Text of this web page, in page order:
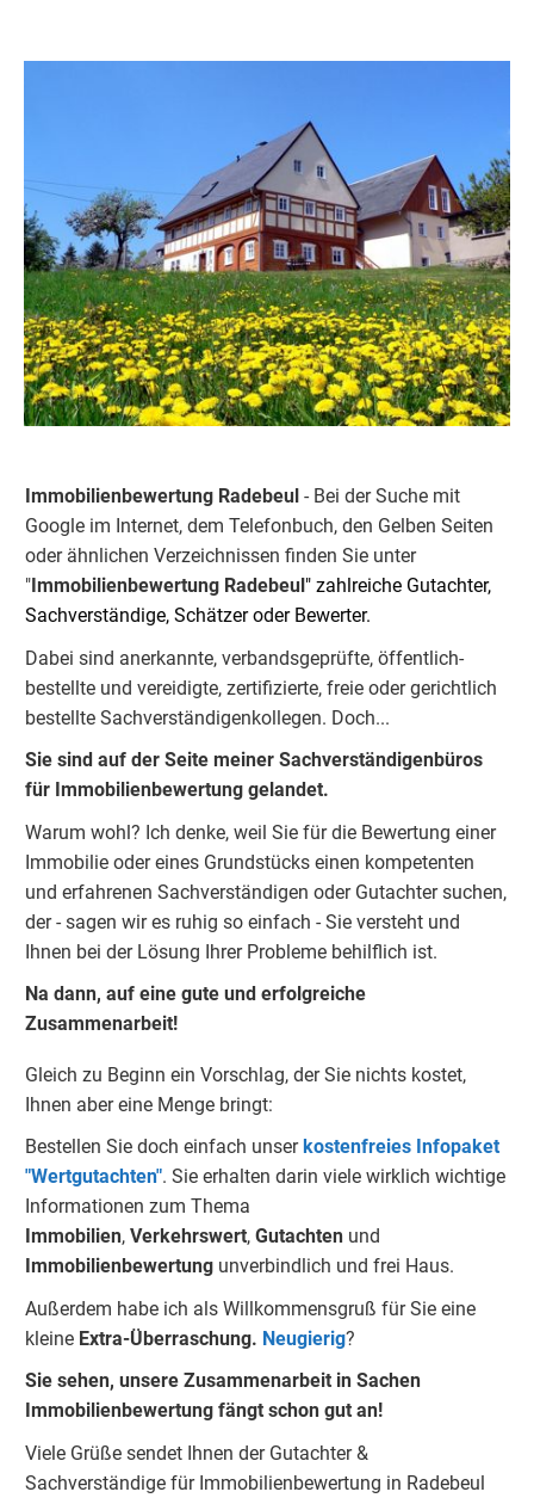
Immobilienbewertung Radebeul - Bei der Suche mit
Google im Internet, dem Telefonbuch, den Gelben Seiten
oder ähnlichen Verzeichnissen finden Sie unter
" Immobilienbewertung Radebeul " zahlreiche Gutachter,
Sachverständige, Schätzer oder Bewerter.
Dabei sind anerkannte, verbandsgeprüfte, öffentlich-
bestellte und vereidigte, zertifizierte, freie oder gerichtlich
bestellte Sachverständigenkollegen. Doch...
Sie sind auf der Seite meiner Sachverständigenbüros
für Immobilienbewertung gelandet.
Warum wohl? Ich denke, weil Sie für die Bewertung einer
Immobilie oder eines Grundstücks einen kompetenten
und erfahrenen Sachverständigen oder Gutachter suchen,
der - sagen wir es ruhig so einfach - Sie versteht und
Ihnen bei der Lösung Ihrer Probleme behilflich ist.
Na dann, auf eine gute und erfolgreiche
Zusammenarbeit!
Gleich zu Beginn ein Vorschlag, der Sie nichts kostet,
Ihnen aber eine Menge bringt:
Bestellen Sie doch einfach unser kostenfreies Infopaket
"Wertgutachten". Sie erhalten darin viele wirklich wichtige
Informationen zum Thema
Immobilien, Verkehrswert, Gutachten und
Immobilienbewertung unverbindlich und frei Haus.
Außerdem habe ich als Willkommensgruß für Sie eine
kleine Extra-Überraschung. Neugierig?
Sie sehen, unsere Zusammenarbeit in Sachen
Immobilienbewertung fängt schon gut an!
Viele Grüße sendet Ihnen der Gutachter &
Sachverständige für Immobilienbewertung in Radebeul